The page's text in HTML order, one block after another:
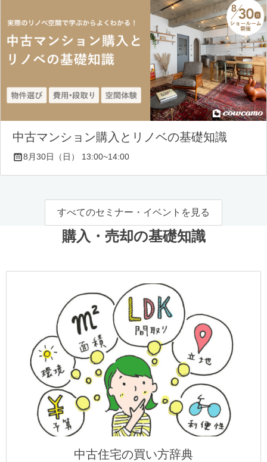
中古マンション購入とリノベの基礎知識
8月30日（日） 13:00~14:00
すべてのセミナー・イベントを見る
購入・売却の基礎知識
中古住宅の買い方辞典